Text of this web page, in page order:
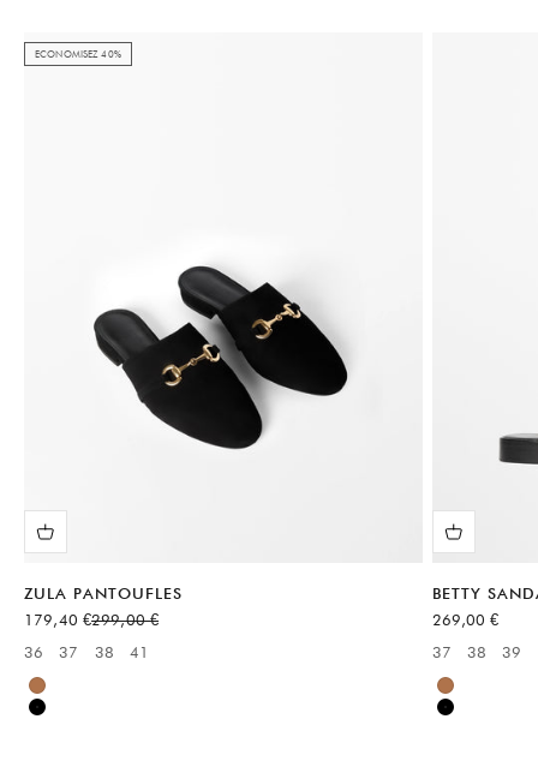
ECONOMISEZ 40%
ZULA PANTOUFLES
Prix de vente
179,40 €Prix normal
299,00 €
Available sizes:
36 37 38 41
Brun
Noir
BETTY
Prix de vente
269,00 €
Available
37 38 39
Brun
Noir